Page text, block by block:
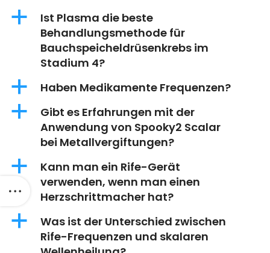
a
Ist Plasma die beste
Behandlungsmethode für
Bauchspeicheldrüsenkrebs im
Stadium 4?
a Haben Medikamente Frequenzen?
a
Gibt es Erfahrungen mit der
Anwendung von Spooky2 Scalar
bei Metallvergiftungen?
a
Kann man ein Rife-Gerät
verwenden, wenn man einen
Herzschrittmacher hat?
a
Was ist der Unterschied zwischen
Rife-Frequenzen und skalaren